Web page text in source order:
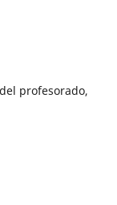
profesorado,